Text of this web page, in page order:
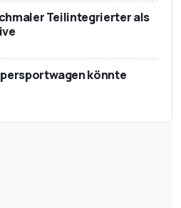
Teilintegrierter als
könnte